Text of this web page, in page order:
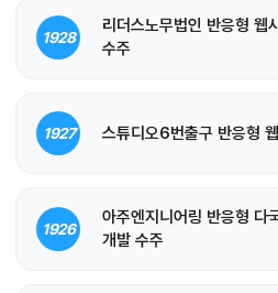
1928
리더스노무법인 반응형 웹
수주
1927 스튜디오6번출구 반응형
1926
아주엔지니어링 반응형 다
개발 수주